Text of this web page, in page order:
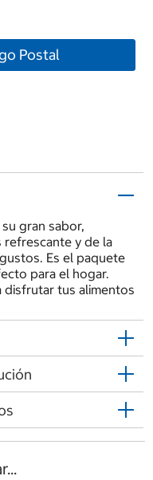
Postal
gran sabor,
y de la
Es el paquete
para el hogar.
disfrutar tus alimentos